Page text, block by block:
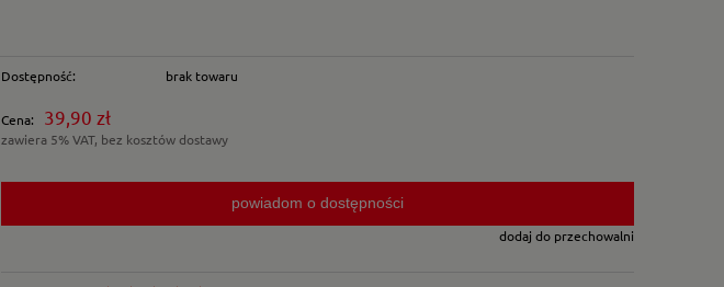
Dostępność: brak towaru
Cena: 39,90 zł
zawiera 5% VAT, bez kosztów dostawy
powiadom o dostępności
dodaj do przechowalni